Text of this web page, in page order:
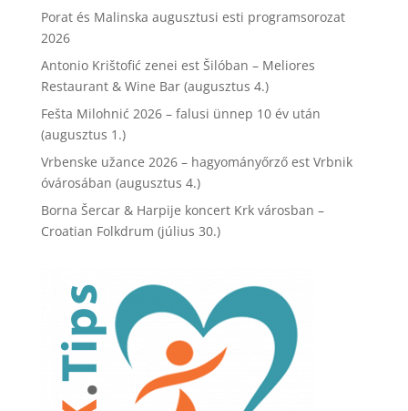
Porat és Malinska augusztusi esti programsorozat
2026
Antonio Krištofić zenei est Šilóban – Meliores
Restaurant & Wine Bar (augusztus 4.)
Fešta Milohnić 2026 – falusi ünnep 10 év után
(augusztus 1.)
Vrbenske užance 2026 – hagyományőrző est Vrbnik
óvárosában (augusztus 4.)
Borna Šercar & Harpije koncert Krk városban –
Croatian Folkdrum (július 30.)